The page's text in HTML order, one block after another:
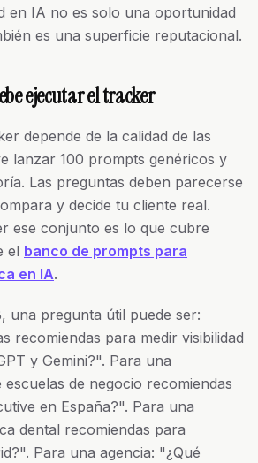
en IA no es solo una oportunidad
es una superficie reputacional.
ejecutar el tracker
depende de la calidad de las
lanzar 100 prompts genéricos y
Las preguntas deben parecerse
y decide tu cliente real.
ese conjunto es lo que cubre
el banco de prompts para
en IA.
una pregunta útil puede ser:
recomiendas para medir visibilidad
y Gemini?". Para una
escuelas de negocio recomiendas
en España?". Para una
dental recomiendas para
Para una agencia: "¿Qué